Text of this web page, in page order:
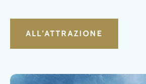
ALL’ATTRAZIONE